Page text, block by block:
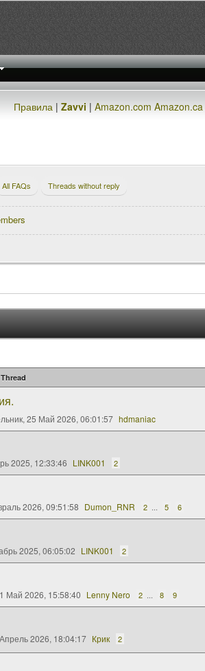
Правила |Zavvi |Amazon.com Amazon.ca
All FAQs Threads without reply
Thread
25 Май 2026, 06:01:57 hdmaniac
2025, 12:33:46 LINK001 2
2026, 09:51:58 Dumon_RNR 2 5 6
2025, 06:05:02 LINK001 2
Май 2026, 15:58:40 Lenny Nero 2 8 9
2026, 18:04:17 Крик 2